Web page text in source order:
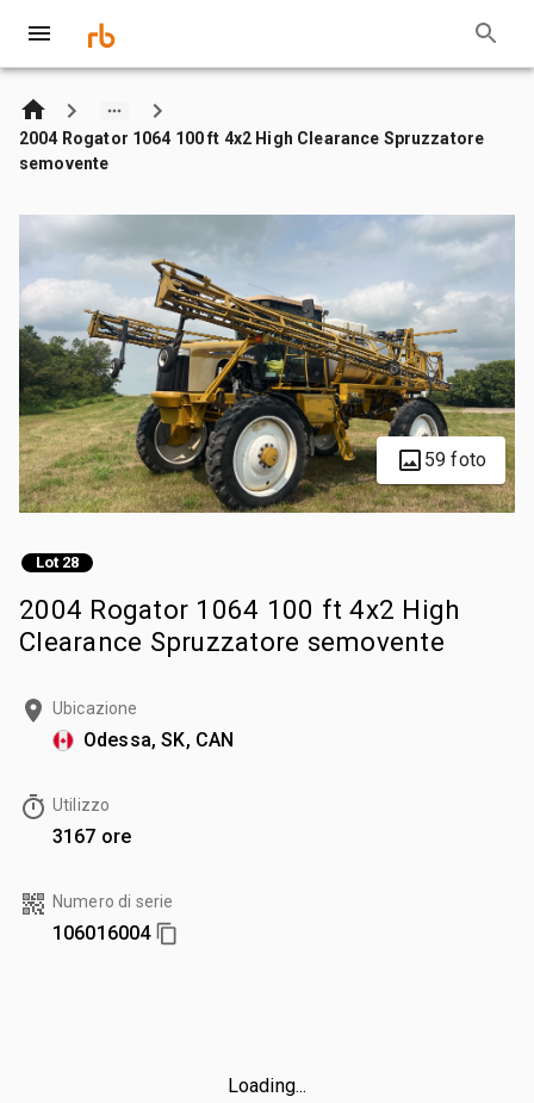
2004 Rogator 1064 100 ft 4x2 High Clearance Spruzzatore
semovente
59 foto
Lot 28
2004 Rogator 1064 100 ft 4x2 High
Clearance Spruzzatore semovente
Ubicazione
Odessa, SK, CAN
Utilizzo
3167 ore
Numero di serie
106016004
Loading...